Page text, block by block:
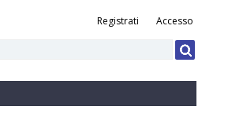
Registrati Accesso